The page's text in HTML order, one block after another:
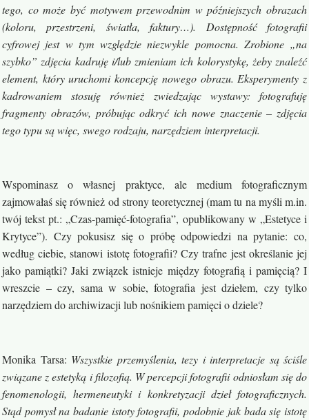
tego, co może być motywem przewodnim w późniejszych obrazach
(koloru, przestrzeni, światła, faktury…). Dostępność fotografii
cyfrowej jest w tym względzie niezwykle pomocna. Zrobione „na
szybko” zdjęcia kadruję i/lub zmieniam ich kolorystykę, żeby znaleźć
element, który uruchomi koncepcję nowego obrazu. Eksperymenty z
kadrowaniem stosuję również zwiedzając wystawy: fotografuję
fragmenty obrazów, próbując odkryć ich nowe znaczenie – zdjęcia
tego typu są więc, swego rodzaju, narzędziem interpretacji.
Wspominasz o własnej praktyce, ale medium fotograficznym
zajmowałaś się również od strony teoretycznej (mam tu na myśli m.in.
twój tekst pt.: „Czas-pamięć-fotografia”, opublikowany w „Estetyce i
Krytyce”). Czy pokusisz się o próbę odpowiedzi na pytanie: co,
według ciebie, stanowi istotę fotografii? Czy trafne jest określanie jej
jako pamiątki? Jaki związek istnieje między fotografią i pamięcią? I
wreszcie – czy, sama w sobie, fotografia jest dziełem, czy tylko
narzędziem do archiwizacji lub nośnikiem pamięci o dziele?
Monika Tarsa: Wszystkie przemyślenia, tezy i interpretacje są ściśle
związane z estetyką i filozofią. W percepcji fotografii odniosłam się do
fenomenologii, hermeneutyki i konkretyzacji dzieł fotograficznych.
Stąd pomysł na badanie istoty fotografii, podobnie jak bada się istotę